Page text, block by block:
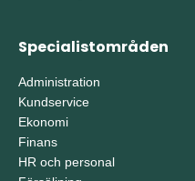
Specialistområden
Administration
Kundservice
Ekonomi
Finans
HR och personal